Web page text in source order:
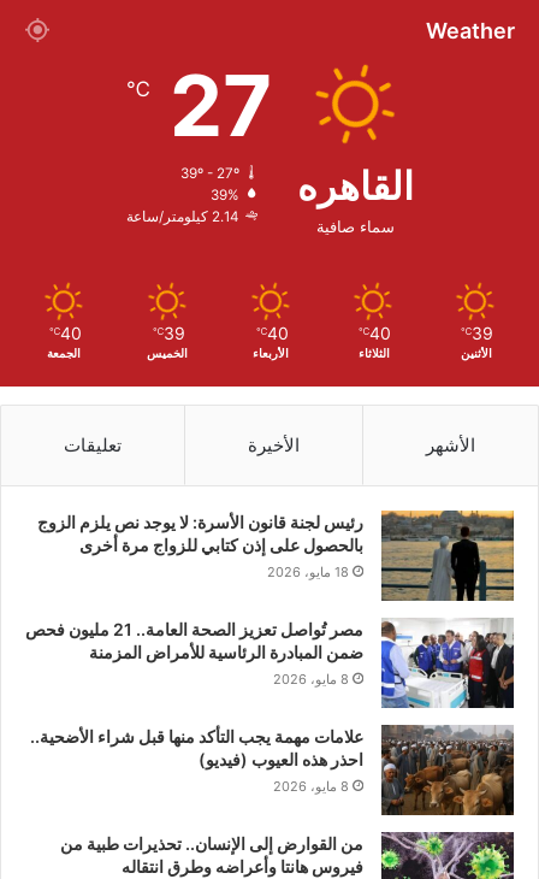
Weather
القاهره
سماء صافية
27
℃
39º - 27º
39%
2.14 كيلومتر/ساعة
39
℃
الأثنين
40
℃
الثلاثاء
40
℃
الأربعاء
39
℃
الخميس
40
℃
الجمعة
الأشهر الأخيرة تعليقات
رئيس لجنة قانون الأسرة: لا يوجد نص يلزم الزوج
بالحصول على إذن كتابي للزواج مرة أخرى
18 مايو، 2026
مصر تُواصل تعزيز الصحة العامة.. 21 مليون فحص
ضمن المبادرة الرئاسية للأمراض المزمنة
8 مايو، 2026
علامات مهمة يجب التأكد منها قبل شراء الأضحية..
احذر هذه العيوب (فيديو)
8 مايو، 2026
من القوارض إلى الإنسان.. تحذيرات طبية من
فيروس هانتا وأعراضه وطرق انتقاله